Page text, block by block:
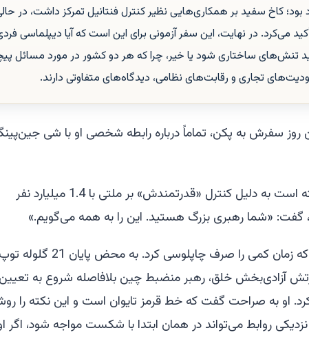
کاخ سفید بر همکاری‌هایی نظیر کنترل فنتانیل تمرکز داشت، در
می‌کرد. در نهایت، این سفر آزمونی برای این است که آیا دیپلماسی
تنش‌های ساختاری شود یا خیر، چرا که هر دو کشور در مورد مسائل
تجاری و رقابت‌های نظامی، دیدگاه‌های متفاوتی دارند.
روز سفرش به پکن، تماماً درباره رابطه شخصی او با شی
او به میزبان خود که اغلب گفته است به دلیل کنترل «قدرتمندش» بر ملتی با 1.4 میلیارد نفر
«شما رهبری بزرگ هستید. این را به همه می‌گویم.»
آقای شی، جای تعجب نیست که زمان کمی را صرف چاپلوسی کرد. به محض پایان 21 گلوله توپ
آزادی‌بخش خلق، رهبر منضبط چین بلافاصله شروع به تعیین
او به صراحت گفت که خط قرمز تایوان است و این نکته را
روابط می‌تواند در همان ابتدا با شکست مواجه شود، اگر